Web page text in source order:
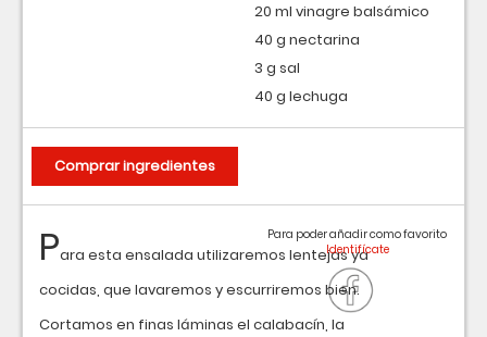
Para esta ensalada utilizaremos lentejas ya
cocidas, que lavaremos y escurriremos bien.
Cortamos en finas láminas el calabacín, la
Para poder añadir como favorito
20 ml vinagre balsámico
40 g nectarina
3 g sal
40 g lechuga
Comprar ingredientes